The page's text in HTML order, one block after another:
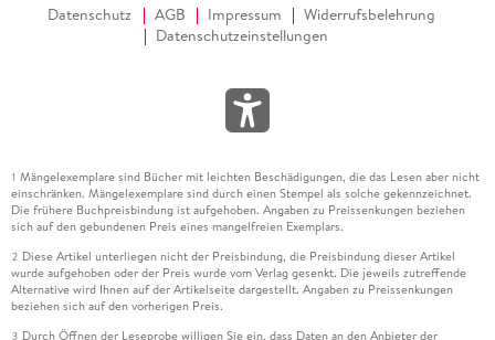
Datenschutz AGB Impressum
Widerrufsbelehrung
Datenschutzeinstellungen
1 Mängelexemplare sind Bücher mit leichten Beschädigungen, die das Lesen aber nicht
einschränken. Mängelexemplare sind durch einen Stempel als solche gekennzeichnet.
Die frühere Buchpreisbindung ist aufgehoben. Angaben zu Preissenkungen beziehen
sich auf den gebundenen Preis eines mangelfreien Exemplars.
2 Diese Artikel unterliegen nicht der Preisbindung, die Preisbindung dieser Artikel
wurde aufgehoben oder der Preis wurde vom Verlag gesenkt. Die jeweils zutreffende
Alternative wird Ihnen auf der Artikelseite dargestellt. Angaben zu Preissenkungen
beziehen sich auf den vorherigen Preis.
3 Durch Öffnen der Leseprobe willigen Sie ein, dass Daten an den Anbieter der